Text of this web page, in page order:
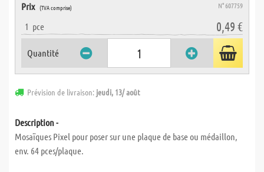
Prix (TVA comprise) N° 607759
1 pce 0,49 €
Quantité
Prévision de livraison: jeudi, 13/ août
Description -
Mosaïques Pixel pour poser sur une plaque de base ou médaillon,
env. 64 pces/plaque.